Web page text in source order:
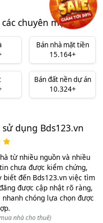
chuyên mục
Bán nhà mặt tiền
15.164+
Bán đất nền dự án
10.324+
dụng Bds123.vn
từ nhiều nguồn và nhiều
chưa được kiểm chứng,
đến Bds123.vn việc tìm
được cập nhật rõ ràng,
chóng lựa chọn được
nhà cho thuê)